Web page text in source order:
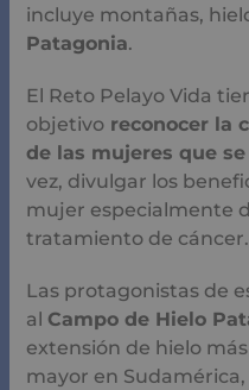
incluye montañas,
Patagonia.
El Reto Pelayo Vida
objetivo reconocer la
de las mujeres que
vez, divulgar los
mujer especialmente
tratamiento de cáncer.
Las protagonistas de
al Campo de Hielo
extensión de hielo
mayor en